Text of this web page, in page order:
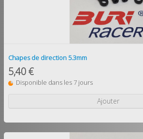
Chapes de direction 5.3mm
5,40 €
Disponible dans les 7 jours
Ajouter